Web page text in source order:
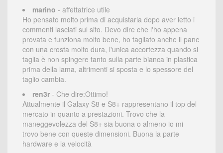
marino - affettatrice utile
Ho pensato molto prima di acquistarla dopo aver letto i
commenti lasciati sul sito. Devo dire che l'ho appena
provata e funziona molto bene, ho tagliato anche il pane
con una crosta molto dura, l'unica accortezza quando si
taglia è non spingere tanto sulla parte bianca in plastica
prima della lama, altrimenti si sposta e lo spessore del
taglio cambia.
ren3r - Che dire:Ottimo!
Attualmente il Galaxy S8 e S8+ rappresentano il top del
mercato in quanto a prestazioni. Trovo che la
maneggevolezza del S8+ sia buona o almeno io mi
trovo bene con queste dimensioni. Buona la parte
hardware e la velocità